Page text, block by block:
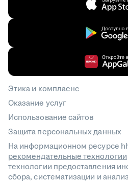
Этика и комплаенс
Оказание услуг
Использование сайтов
Защита персональных данных
На информационном ресурсе
рекомендательные технологии
технологии предоставления
сбора, систематизации и